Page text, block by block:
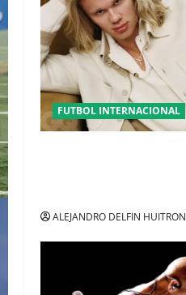
FUTBOL INTERNACIONAL
ALEJANDRO DELFIN HUITRON